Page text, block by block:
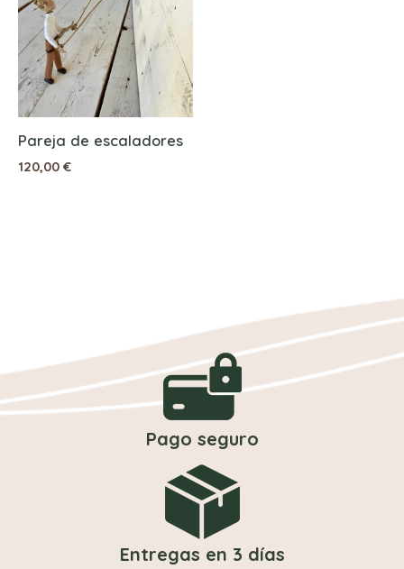
Pareja de escaladores
120,00 €
Pago seguro
Entregas en 3 días